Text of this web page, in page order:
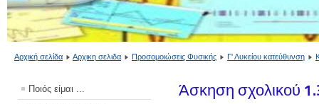
Αρχική σελίδα Αρχικη σελιδα Προσομοιώσεις Φυσικής Γ' Λυκείου κατεύθυνση
Ποιός είμαι ...
Άσκηση σχολικού